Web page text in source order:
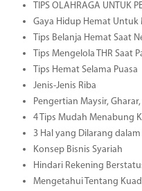
TIPS OLAHRAGA UNTUK
Gaya Hidup Hemat Untuk
Tips Belanja Hemat Saat
Tips Mengelola THR Saat
Tips Hemat Selama Puasa
Jenis-Jenis Riba
Pengertian Maysir,
4 Tips Mudah Menabung
3 Hal yang Dilarang dalam
Konsep Bisnis Syariah
Hindari Rekening
Mengetahui Tentang